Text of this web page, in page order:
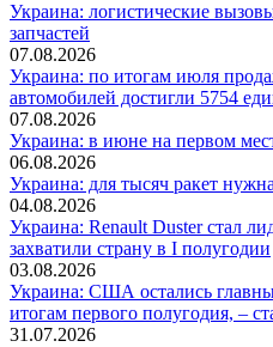
Украина: логистические
запчастей
07.08.2026
Украина: по итогам июля
автомобилей достигли 5754
07.08.2026
Украина: в июне на первом
06.08.2026
Украина: для тысяч ракет
04.08.2026
Украина: Renault Duster стал
захватили страну в I полугодии
03.08.2026
Украина: США остались
итогам первого полугодия, –
31.07.2026